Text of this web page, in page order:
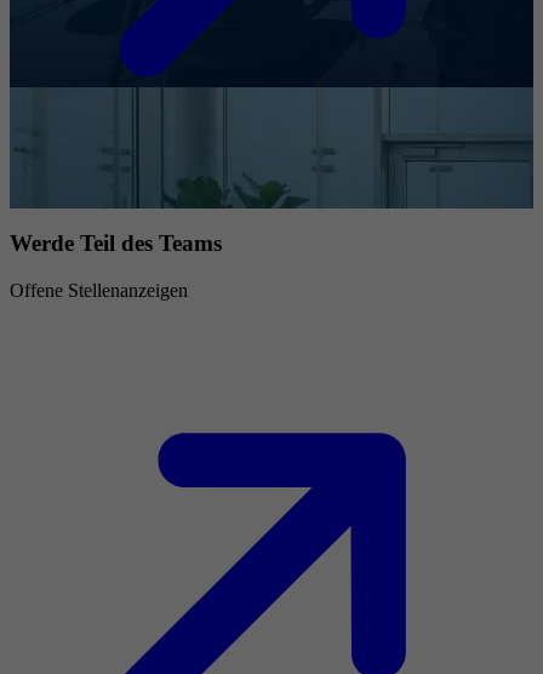
Werde Teil des Teams
Offene Stellenanzeigen